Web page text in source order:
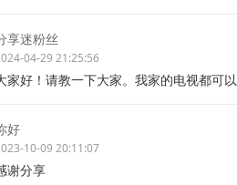
享迷粉丝
04-29 21:25:56
家好！请教一下大家。我家的电视都可
好
10-09 20:11:07
谢分享